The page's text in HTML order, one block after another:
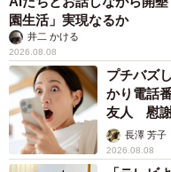
園生活」実現なるか
井二 かける
2026.08.08
プチバズ
かり電話
友人 慰謝
解説】長澤 芳子
2026.08.08